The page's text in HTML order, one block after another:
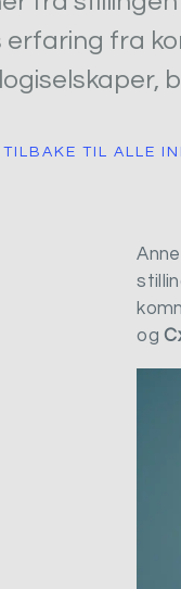
erfaring fra
TILBAKE TIL ALLE
og